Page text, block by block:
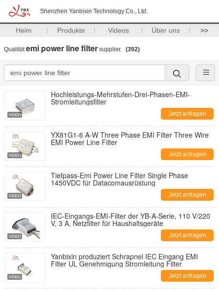
Shenzhen Yanbixin Technology Co., Ltd.
Heim Produkte Videos Über uns >>
Qualitätemi power line filter supplier. (392)
Hochleistungs-Mehrstufen-Drei-Phasen-EMI-
Stromleitungsfilter
Jetzt anfragen
YX81G1-6 A-W Three Phase EMI Filter Three Wire
EMI Power Line Filter
Jetzt anfragen
Tiefpass-Emi Power Line Filter Single Phase
1450VDC für Datacomausrüstung
Jetzt anfragen
IEC-Eingangs-EMI-Filter der YB-A-Serie, 110 V/220
V, 3 A, Netzfilter für Haushaltsgeräte
Jetzt anfragen
Yanbixin produziert Schrapnel IEC Eingang EMI
Filter UL Genehmigung Stromleitung Filter
Jetzt anfragen